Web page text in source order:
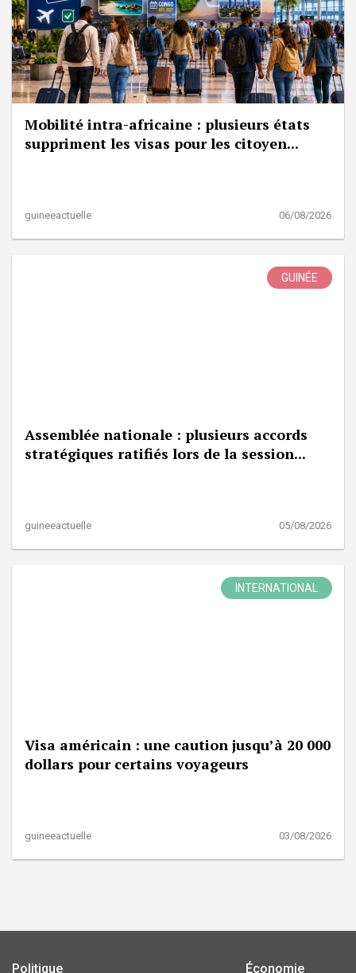
Mobilité intra-africaine : plusieurs états
suppriment les visas pour les citoyen...
guineeactuelle 06/08/2026
GUINÉE
Assemblée nationale : plusieurs accords
stratégiques ratifiés lors de la session...
guineeactuelle 05/08/2026
INTERNATIONAL
Visa américain : une caution jusqu’à 20 000
dollars pour certains voyageurs
guineeactuelle 03/08/2026
Politique Économie